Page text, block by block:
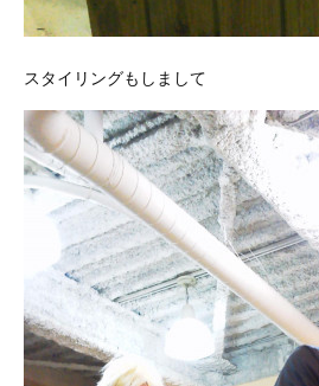
スタイリングもしまして